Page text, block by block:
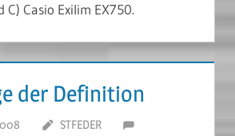
C) Casio Exilim EX750.
der Definition
STFEDER